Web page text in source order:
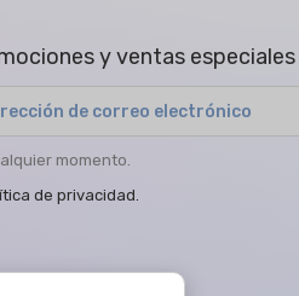
y ventas especiales
momento.
de privacidad.